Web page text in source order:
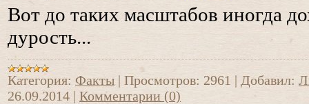
Вот до таких масштабов иногда
дурость...
Категория: Факты | Просмотров: 2961 | Добавил:
26.09.2014 | Комментарии (0)